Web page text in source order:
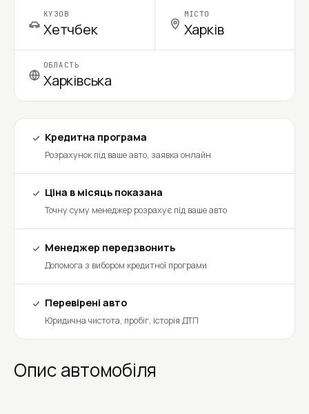
КУЗОВ
Хетчбек
МІСТО
Харків
ОБЛАСТЬ
Харківська
Кредитна програма
Розрахунок під ваше авто, заявка онлайн
Ціна в місяць показана
Точну суму менеджер розрахує під ваше авто
Менеджер передзвонить
Допомога з вибором кредитної програми
Перевірені авто
Юридична чистота, пробіг, історія ДТП
Опис автомобіля